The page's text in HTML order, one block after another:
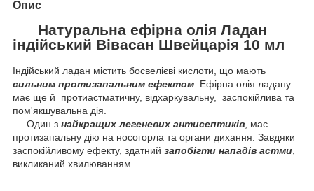
Опис
Натуральна ефірна олія Ладан
індійський Вівасан Швейцарія 10 мл
Індійський ладан містить босвелієві кислоти, що мають
сильним протизапальним ефектом. Ефірна олія ладану
має ще й протиастматичну, відхаркувальну, заспокійлива та
пом'якшувальна дія.
Один з найкращих легеневих антисептиків, має
протизапальну дію на носогорла та органи дихання. Завдяки
заспокійливому ефекту, здатний запобігти нападів астми,
викликаний хвилюванням.